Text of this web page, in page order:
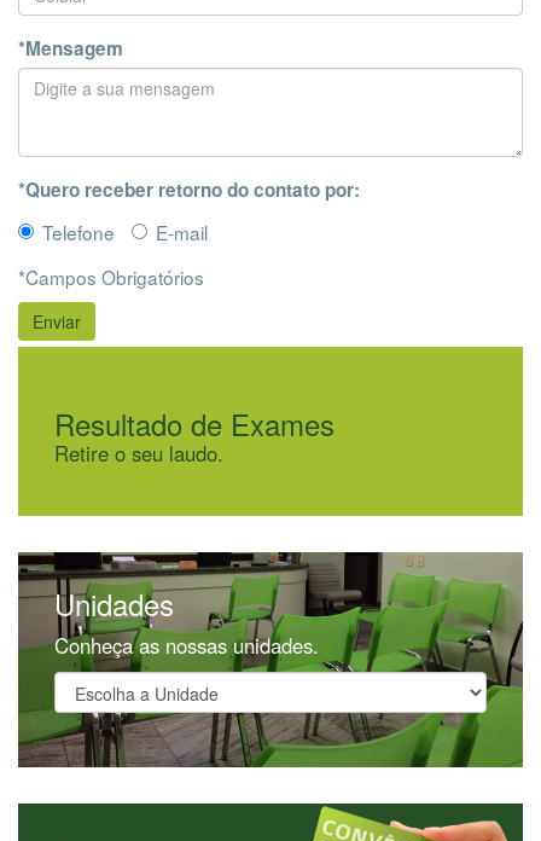
*Mensagem
*Quero receber retorno do contato por:
Telefone
E-mail
*Campos Obrigatórios
Resultado de Exames
Retire o seu laudo.
Unidades
Conheça as nossas unidades.